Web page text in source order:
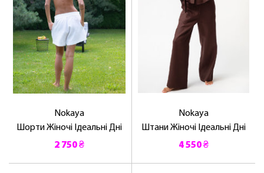
Nokaya
Шорти Жіночі Ідеальні Дні
2 750 ₴
Nokaya
Штани Жіночі Ідеальні Дні
4 550 ₴
ПРИВІТНИЙ БОНУС - ЗНИЖКУ НА
ПЕРШЕ ПОКУПКУ